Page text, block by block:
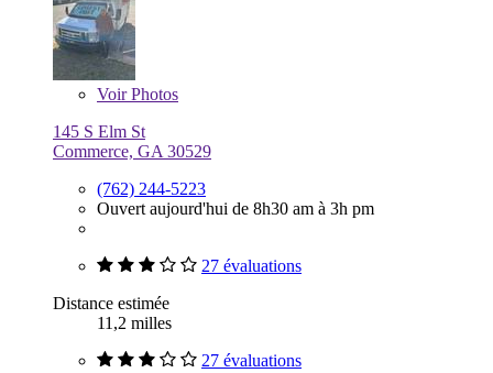
VoirPhotos
145 S Elm St
Commerce, GA 30529
(762) 244-5223
Ouvert aujourd'hui de 8h30 am à 3h pm
27 évaluations
Distance estimée
11,2 milles
27 évaluations